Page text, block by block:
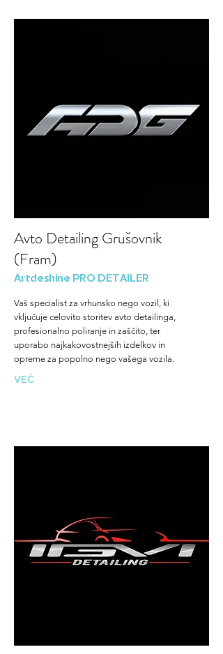
Avto Detailing Grušovnik
(Fram)
Artdeshine PRO DETAILER
Vaš specialist za vrhunsko nego vozil, ki
vključuje celovito storitev avto detailinga,
profesionalno poliranje in zaščito, ter
uporabo najkakovostnejših izdelkov in
opreme za popolno nego vašega vozila.
VEČ